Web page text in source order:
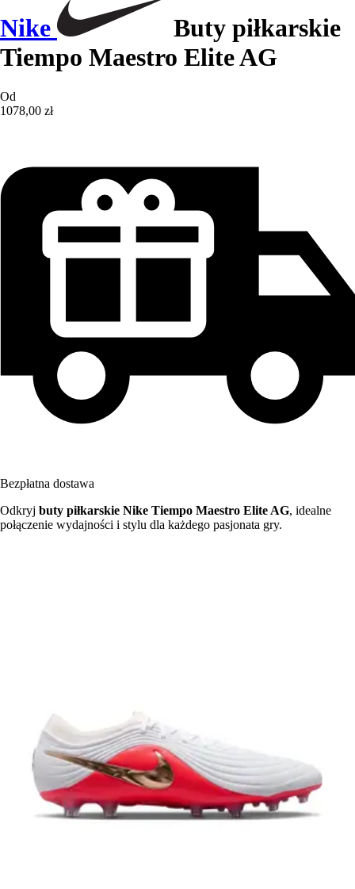
Nike
Buty piłkarskie
Tiempo Maestro Elite AG
Od
1078,00 zł
Bezpłatna dostawa
Odkryj buty piłkarskie Nike Tiempo Maestro Elite AG, idealne
połączenie wydajności i stylu dla każdego pasjonata gry.